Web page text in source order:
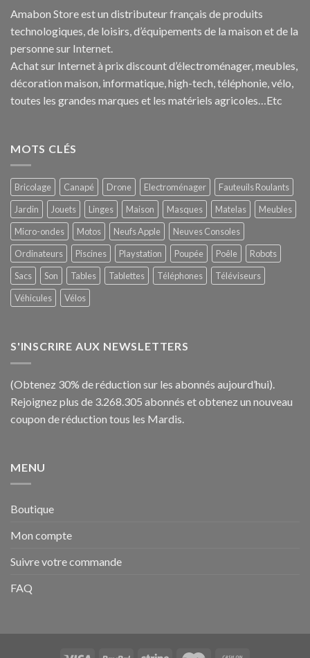
Amabon Store est un distributeur français de produits
technologiques, de loisirs, d’équipements de la maison et de la
personne sur Internet.
Achat sur Internet à prix discount d’électroménager, meubles,
décoration maison, informatique, high-tech, téléphonie, vélo,
toutes les grandes marques et les matériels agricoles…Etc
MOTS CLÉS
Bricolage Canapé Drone Electroménager
Fauteuils Roulants
Jardin
Jouets Linges Maison Masques Matelas
Meubles
Micro-ondes
Motos Neufs Apple
Neuves Consoles
Ordinateurs
Piscines Playstation Poupée Poêle
Robots
Sacs
Son Tables Tablettes Téléphones
Téléviseurs
Véhicules
Vélos
S'INSCRIRE AUX NEWSLETTERS
(Obtenez 30% de réduction sur les abonnés aujourd’hui).
Rejoignez plus de 3.268.305 abonnés et obtenez un nouveau
coupon de réduction tous les Mardis.
MENU
Boutique
Mon compte
Suivre votre commande
FAQ